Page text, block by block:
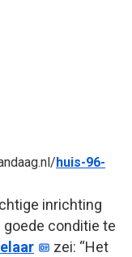
huis-96-
inrichting
goede conditie te
zei: “Het